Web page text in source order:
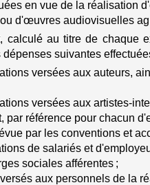
en vue de la réalisation
d'œuvres audiovisuelles
calculé au titre de chaque
dépenses suivantes
versées aux auteurs,
versées aux artistes-
par référence pour chacun
par les conventions et
de salariés et
sociales afférentes ;
aux personnels de la